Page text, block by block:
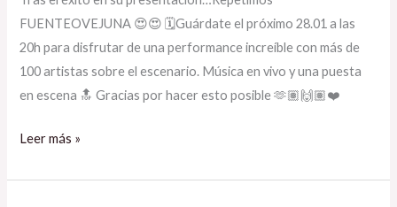
FUENTEOVEJUNA 😍😍 🗓Guárdate el próximo 28.01 a las
20h para disfrutar de una performance increíble con más de
100 artistas sobre el escenario. Música en vivo y una puesta
en escena 🔝 Gracias por hacer esto posible 🫶🏽🙌🏽❤️
Leer más »